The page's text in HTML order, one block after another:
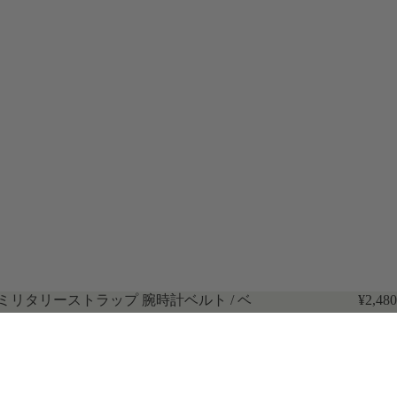
リタリーストラップ 腕時計ベルト / ベ ¥2,480